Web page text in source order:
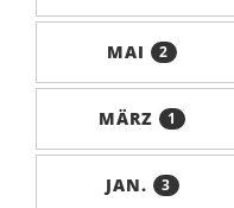
MAI 2
MÄRZ 1
JAN. 3